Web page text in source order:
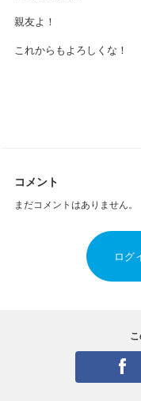
親友よ！
これからもよろしくな！
コメント
まだコメントはありません。
ログ